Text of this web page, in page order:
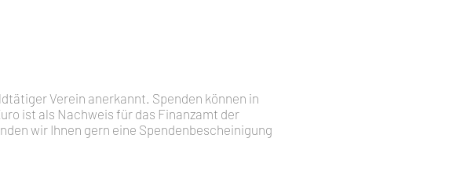
Verein anerkannt. Spenden können in
ist als Nachweis für das Finanzamt der
wir Ihnen gern eine Spendenbescheinigung